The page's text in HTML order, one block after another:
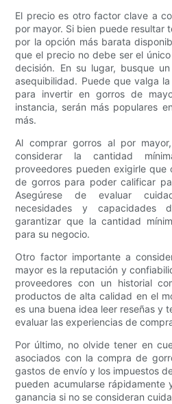
El precio es otro factor clave a
por mayor. Si bien puede resultar
por la opción más barata
que el precio no debe ser el
decisión. En su lugar, busque
asequibilidad. Puede que valga
para invertir en gorros de
instancia, serán más populares
más.
Al comprar gorros al por
considerar la cantidad
proveedores pueden exigirle
de gorros para poder calificar
Asegúrese de evaluar
necesidades y capacidades
garantizar que la cantidad
para su negocio.
Otro factor importante a
mayor es la reputación y
proveedores con un historial
productos de alta calidad en el
es una buena idea leer reseñas y
evaluar las experiencias de
Por último, no olvide tener en
asociados con la compra de
gastos de envío y los impuestos
pueden acumularse rápidamente
ganancia si no se consideran